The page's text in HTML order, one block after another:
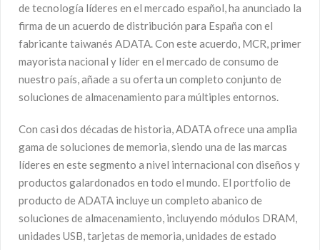
de tecnología líderes en el mercado español, ha anunciado la
firma de un acuerdo de distribución para España con el
fabricante taiwanés ADATA. Con este acuerdo, MCR, primer
mayorista nacional y líder en el mercado de consumo de
nuestro país, añade a su oferta un completo conjunto de
soluciones de almacenamiento para múltiples entornos.
Con casi dos décadas de historia, ADATA ofrece una amplia
gama de soluciones de memoria, siendo una de las marcas
líderes en este segmento a nivel internacional con diseños y
productos galardonados en todo el mundo. El portfolio de
producto de ADATA incluye un completo abanico de
soluciones de almacenamiento, incluyendo módulos DRAM,
unidades USB, tarjetas de memoria, unidades de estado